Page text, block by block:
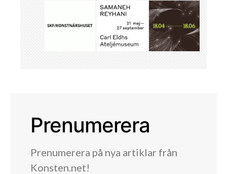
Prenumerera
Prenumerera på nya artiklar från
Konsten.net!